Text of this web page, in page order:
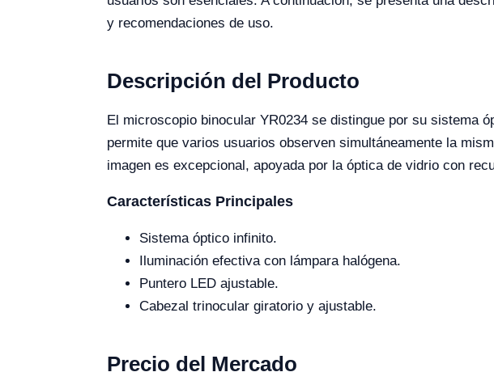
y recomendaciones de uso.
Descripción del Producto
El microscopio binocular YR0234 se distingue por su sistema
permite que varios usuarios observen simultáneamente la
imagen es excepcional, apoyada por la óptica de vidrio con
Características Principales
Sistema óptico infinito.
Iluminación efectiva con lámpara halógena.
Puntero LED ajustable.
Cabezal trinocular giratorio y ajustable.
Precio del Mercado